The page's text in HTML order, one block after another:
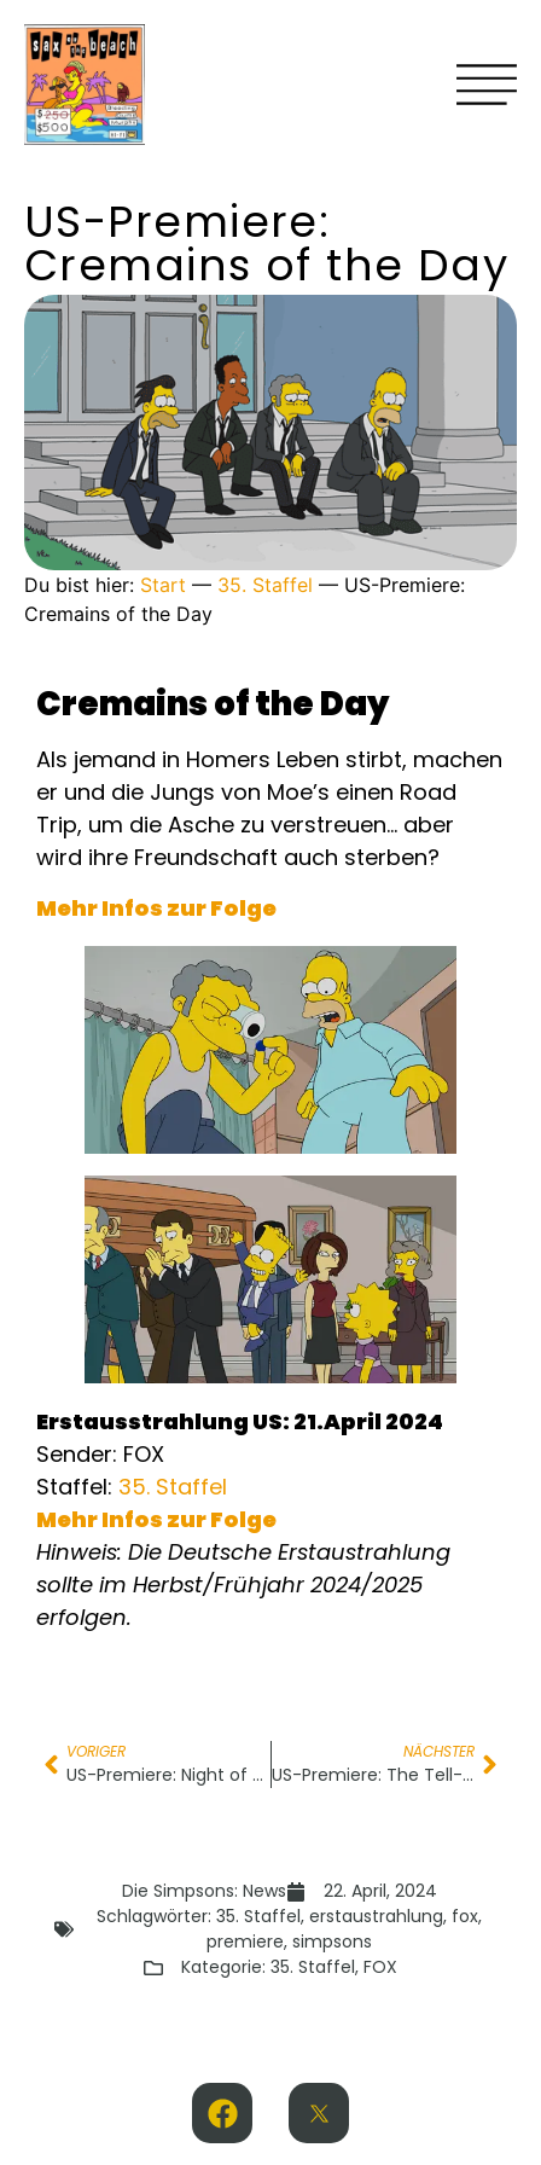
US-Premiere:
Cremains of the Day
Du bist hier: Start — 35. Staffel — US-Premiere:
Cremains of the Day
Cremains of the Day
Als jemand in Homers Leben stirbt, machen
er und die Jungs von Moe’s einen Road
Trip, um die Asche zu verstreuen… aber
wird ihre Freundschaft auch sterben?
Mehr Infos zur Folge
Erstausstrahlung US: 21.April 2024
Sender: FOX
Staffel: 35. Staffel
Mehr Infos zur Folge
Hinweis: Die Deutsche Erstaustrahlung
sollte im Herbst/Frühjahr 2024/2025
erfolgen.
VORIGER
US-Premiere: Night of the Living Wage
NÄCHSTER
US-Premiere: The Tell-Tale Pants
Die Simpsons: News
22. April, 2024
Schlagwörter: 35. Staffel, erstaustrahlung, fox,
premiere, simpsons
Kategorie: 35. Staffel, FOX